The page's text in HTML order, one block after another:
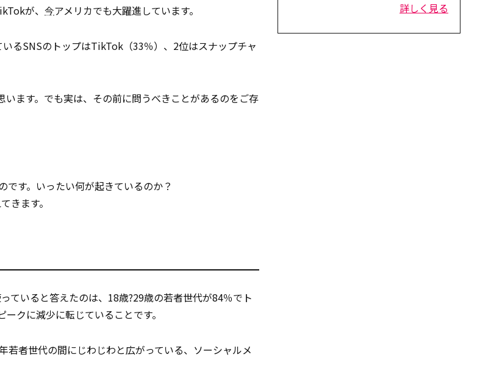
が、 今アメリカでも大躍進しています。
るSNSのトップはTikTok（33％）、2位はスナップチャ
います。でも実は、その前に問うべきことがあるのをご存
です。いったい何が起きているのか？
きます。
ていると答えたのは、18歳?29歳の若者世代が84％でト
クに減少に転じていることです。
若者世代の間にじわじわと広がっている、ソーシャルメ
詳しく見る